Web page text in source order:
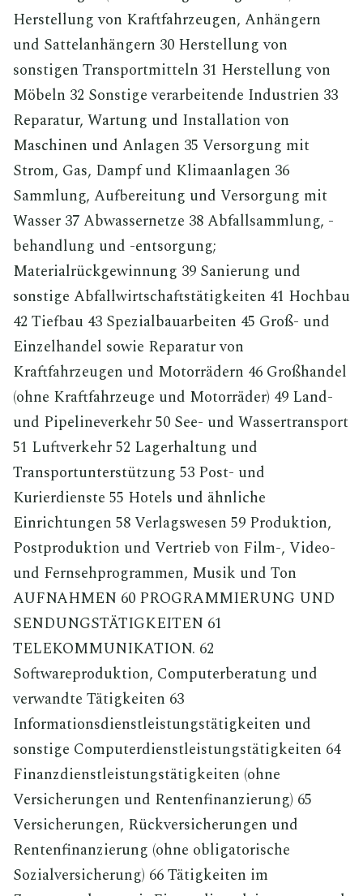
Herstellung von Kraftfahrzeugen, Anhängern
und Sattelanhängern 30 Herstellung von
sonstigen Transportmitteln 31 Herstellung von
Möbeln 32 Sonstige verarbeitende Industrien 33
Reparatur, Wartung und Installation von
Maschinen und Anlagen 35 Versorgung mit
Strom, Gas, Dampf und Klimaanlagen 36
Sammlung, Aufbereitung und Versorgung mit
Wasser 37 Abwassernetze 38 Abfallsammlung, -
behandlung und -entsorgung;
Materialrückgewinnung 39 Sanierung und
sonstige Abfallwirtschaftstätigkeiten 41 Hochbau
42 Tiefbau 43 Spezialbauarbeiten 45 Groß- und
Einzelhandel sowie Reparatur von
Kraftfahrzeugen und Motorrädern 46 Großhandel
(ohne Kraftfahrzeuge und Motorräder) 49 Land-
und Pipelineverkehr 50 See- und Wassertransport
51 Luftverkehr 52 Lagerhaltung und
Transportunterstützung 53 Post- und
Kurierdienste 55 Hotels und ähnliche
Einrichtungen 58 Verlagswesen 59 Produktion,
Postproduktion und Vertrieb von Film-, Video-
und Fernsehprogrammen, Musik und Ton
AUFNAHMEN 60 PROGRAMMIERUNG UND
SENDUNGSTÄTIGKEITEN 61
TELEKOMMUNIKATION. 62
Softwareproduktion, Computerberatung und
verwandte Tätigkeiten 63
Informationsdienstleistungstätigkeiten und
sonstige Computerdienstleistungstätigkeiten 64
Finanzdienstleistungstätigkeiten (ohne
Versicherungen und Rentenfinanzierung) 65
Versicherungen, Rückversicherungen und
Rentenfinanzierung (ohne obligatorische
Sozialversicherung) 66 Tätigkeiten im